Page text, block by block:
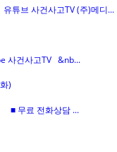
튜브 사건사고TV (주)메디...
사건사고TV &nb...
■ 무료 전화상담 ...